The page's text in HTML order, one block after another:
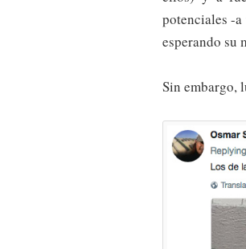
potenciales -
esperando su
Sin embargo,